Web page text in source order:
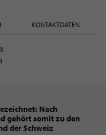
KONTAKTDATEN
Nach
gehört somit zu den
der Schweiz